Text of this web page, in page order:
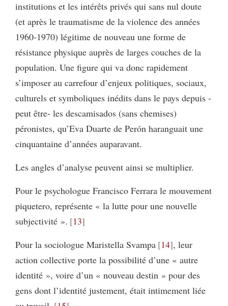
institutions et les intérêts privés qui sans nul doute
(et après le traumatisme de la violence des années
1960-1970) légitime de nouveau une forme de
résistance physique auprès de larges couches de la
population. Une figure qui va donc rapidement
s’imposer au carrefour d’enjeux politiques, sociaux,
culturels et symboliques inédits dans le pays depuis -
peut être- les descamisados (sans chemises)
péronistes, qu’Eva Duarte de Perón haranguait une
cinquantaine d’années auparavant.
Les angles d’analyse peuvent ainsi se multiplier.
Pour le psychologue Francisco Ferrara le mouvement
piquetero, représente « la lutte pour une nouvelle
subjectivité ». 13
Pour la sociologue Maristella Svampa 14 , leur
action collective porte la possibilité d’une « autre
identité », voire d’un « nouveau destin » pour des
gens dont l’identité justement, était intimement liée